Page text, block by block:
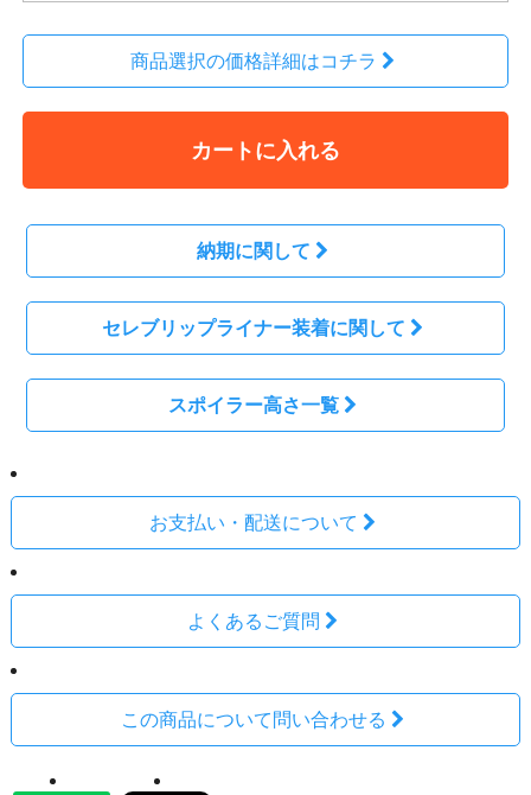
商品選択の価格詳細はコチラ
カートに入れる
納期に関して
セレブリップライナー装着に関して
スポイラー高さ一覧
お支払い・配送について
よくあるご質問
この商品について問い合わせる